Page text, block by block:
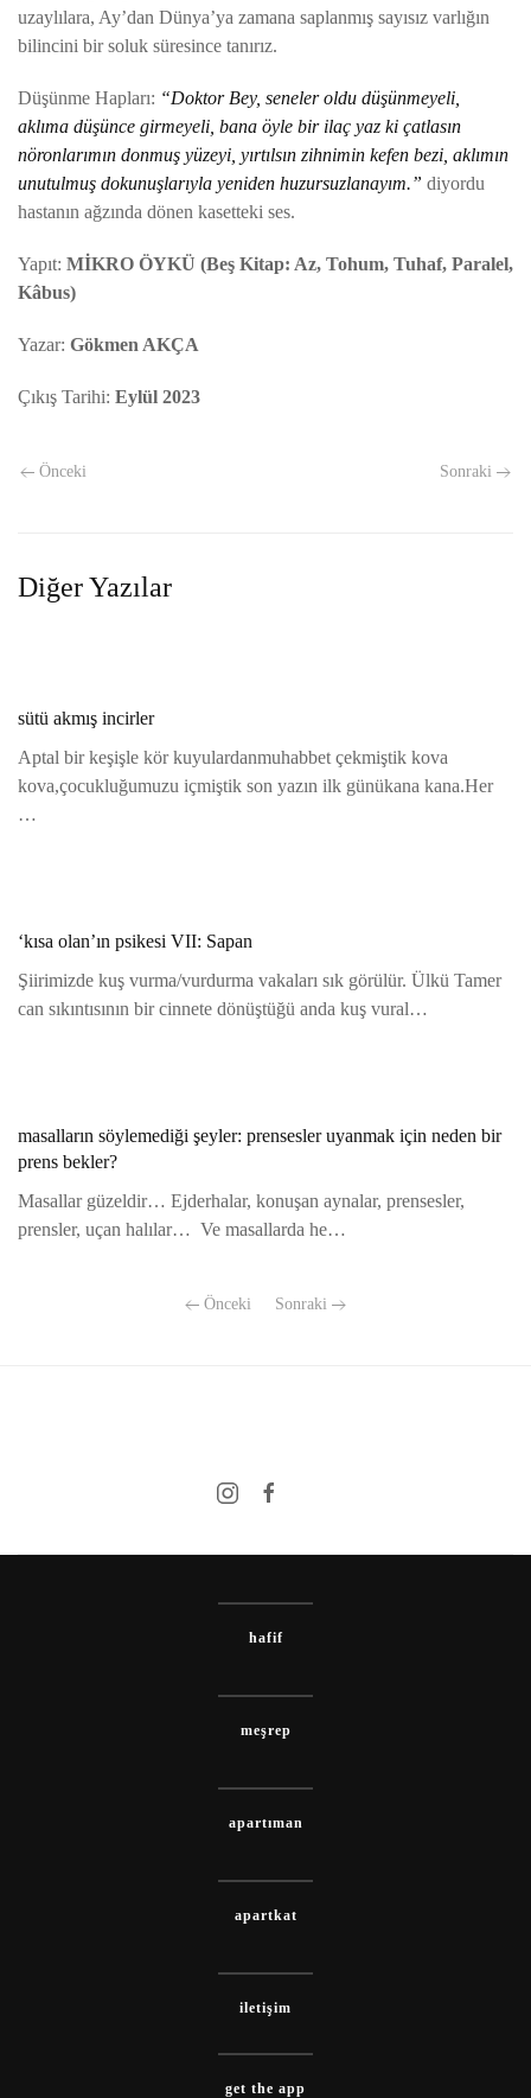
uzaylılara, Ay’dan Dünya’ya zamana saplanmış sayısız varlığın
bilincini bir soluk süresince tanırız.
Düşünme Hapları: “Doktor Bey, seneler oldu düşünmeyeli,
aklıma düşünce girmeyeli, bana öyle bir ilaç yaz ki çatlasın
nöronlarımın donmuş yüzeyi, yırtılsın zihnimin kefen bezi, aklımın
unutulmuş dokunuşlarıyla yeniden huzursuzlanayım.” diyordu
hastanın ağzında dönen kasetteki ses.
Yapıt: MİKRO ÖYKÜ (Beş Kitap: Az, Tohum, Tuhaf, Paralel,
Kâbus)
Yazar: Gökmen AKÇA
Çıkış Tarihi: Eylül 2023
Önceki Sonraki
Diğer Yazılar
sütü akmış incirler
Aptal bir keşişle kör kuyulardanmuhabbet çekmiştik kova
kova,çocukluğumuzu içmiştik son yazın ilk günükana kana.Her
…
‘kısa olan’ın psikesi VII: Sapan
Şiirimizde kuş vurma/vurdurma vakaları sık görülür. Ülkü Tamer
can sıkıntısının bir cinnete dönüştüğü anda kuş vural…
masalların söylemediği şeyler: prensesler uyanmak için neden bir
prens bekler?
Masallar güzeldir… Ejderhalar, konuşan aynalar, prensesler,
prensler, uçan halılar… Ve masallarda he…
Önceki Sonraki
hafif
meşrep
apartıman
apartkat
iletişim
get the app